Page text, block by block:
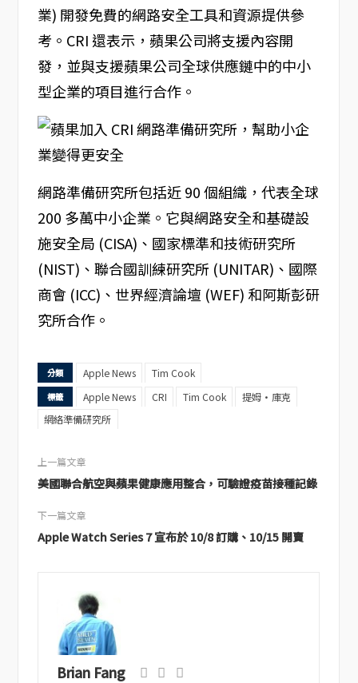
業) 開發免費的網路安全工具和資源提供參
考。CRI 還表示，蘋果公司將支援內容開
發，並與支援蘋果公司全球供應鏈中的中小
型企業的項目進行合作。
網路準備研究所包括近 90 個組織，代表全球
200 多萬中小企業。它與網路安全和基礎設
施安全局 (CISA)、國家標準和技術研究所
(NIST)、聯合國訓練研究所 (UNITAR)、國際
商會 (ICC)、世界經濟論壇 (WEF) 和阿斯彭研
究所合作。
分類 Apple News Tim Cook
標籤 Apple News CRI Tim Cook
提姆·庫克
網絡準備研究所
上一篇文章
美國聯合航空與蘋果健康應用整合，可驗證疫苗接種記錄
下一篇文章
Apple Watch Series 7 宣布於 10/8 訂購、10/15 開賣
Brian Fang